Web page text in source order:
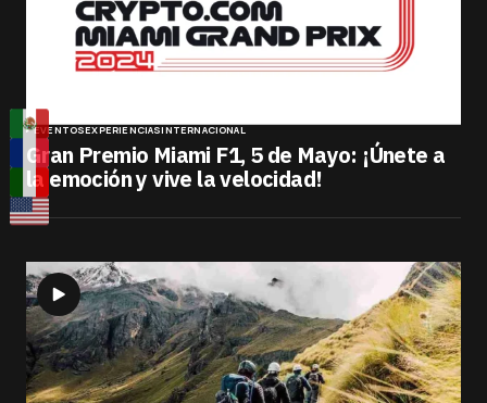
EVENTOSEXPERIENCIASINTERNACIONAL
Gran Premio Miami F1, 5 de Mayo: ¡Únete a
la emoción y vive la velocidad!